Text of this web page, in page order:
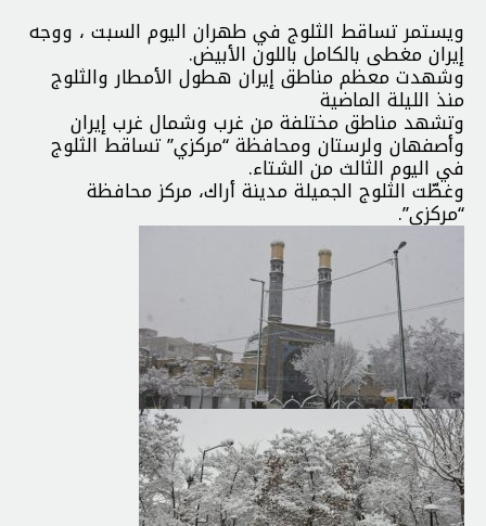
ويستمر تساقط الثلوج في طهران اليوم السبت ، ووجه
إيران مغطى بالكامل باللون الأبيض.
وشهدت معظم مناطق إيران هطول الأمطار والثلوج
منذ الليلة الماضية
وتشهد مناطق مختلفة من غرب وشمال غرب إيران
وأصفهان ولرستان ومحافظة ‘‘مركزي’’ تساقط الثلوج
في اليوم الثالث من الشتاء.
وغطّت الثلوج الجميلة مدينة أراك، مركز محافظة
‘‘مركزي’’.